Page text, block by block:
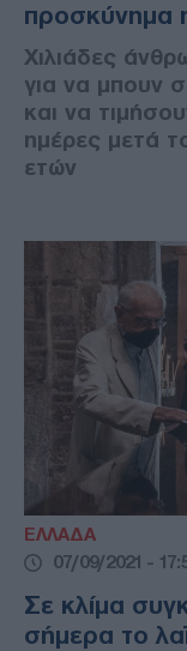
προσκύνημα
Χιλιάδες
για να μπουν
και να
ημέρες μετά
ετών
ΕΛΛΑΔΑ
07/09/2021 -
Σε κλίμα
σήμερα το